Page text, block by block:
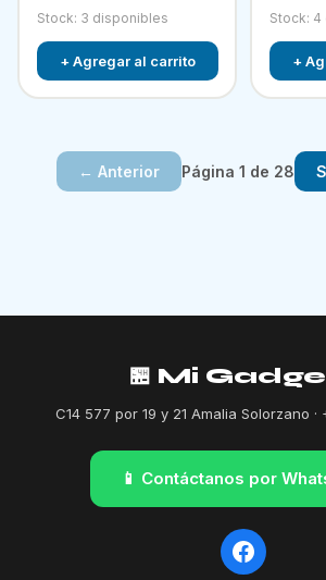
Stock: 3 disponibles
+ Agregar al carrito
Stock:
+
← Anterior Página 1 de 28
🏪 Mi
C14 577 por 19 y 21 Amalia Solorzano ·
📱 Contáctanos por